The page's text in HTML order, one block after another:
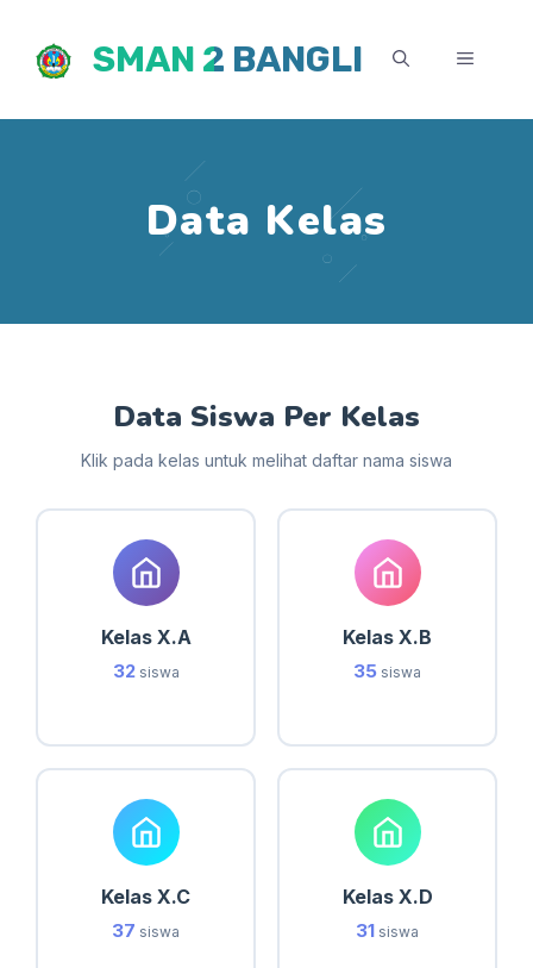
SMAN 2 BANGLI MENU
Data Kelas
Data Siswa Per Kelas
Klik pada kelas untuk melihat daftar nama siswa
Kelas X.A
32siswa
Kelas X.B
35 siswa
Kelas X.C
37 siswa
Kelas X.D
31 siswa